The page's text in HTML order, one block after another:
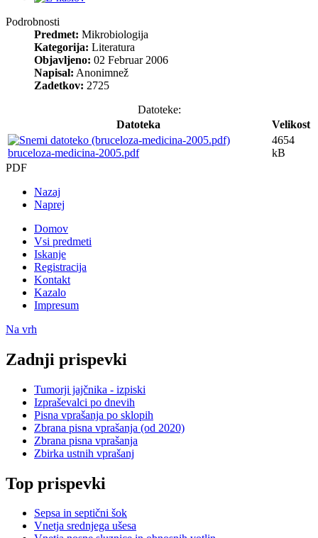
Podrobnosti
Predmet: Mikrobiologija
Kategorija: Literatura
Objavljeno: 02 Februar 2006
Napisal: Anonimnež
Zadetkov: 2725
Datoteke:
Datoteka
Velikost
bruceloza-medicina-2005.pdf
4654
kB
PDF
Nazaj
Naprej
Domov
Vsi predmeti
Iskanje
Registracija
Kontakt
Kazalo
Impresum
Na vrh
Zadnji prispevki
Tumorji jajčnika - izpiski
Izpraševalci po dnevih
Pisna vprašanja po sklopih
Zbrana pisna vprašanja (od 2020)
Zbrana pisna vprašanja
Zbirka ustnih vprašanj
Top prispevki
Sepsa in septični šok
Vnetja srednjega ušesa